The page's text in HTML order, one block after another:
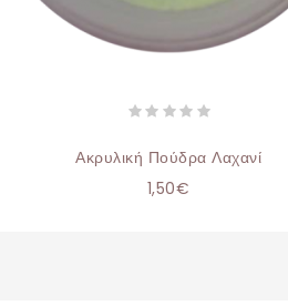
Ακρυλική Πούδρα Λαχανί
1,50€